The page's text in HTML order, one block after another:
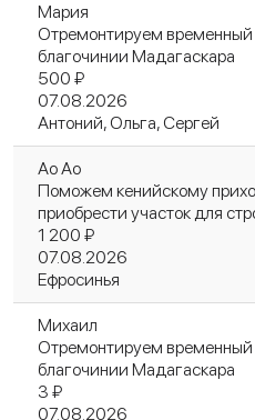
Мария
Отремонтируем
благочинии Мадагаскара
500 ₽
07.08.2026
Антоний, Ольга, Сергей
Ао Ао
Поможем кенийскому
приобрести участок для
1 200 ₽
07.08.2026
Ефросинья
Михаил
Отремонтируем
благочинии Мадагаскара
3 ₽
07.08.2026